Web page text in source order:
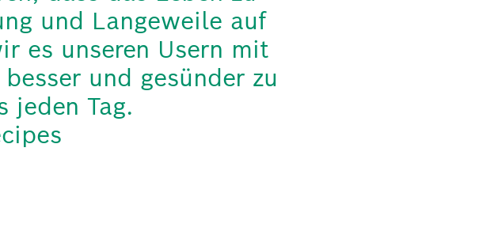
und Langeweile auf
es unseren Usern mit
und gesünder zu
jeden Tag.